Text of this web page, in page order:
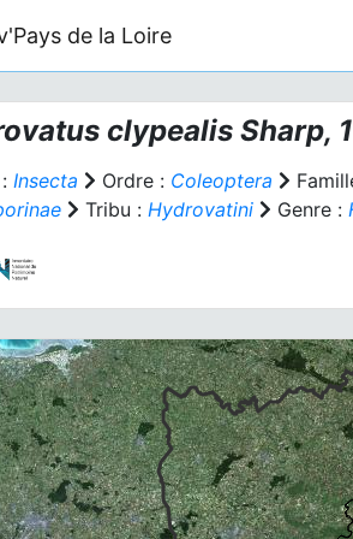
de la Loire
clypealis Sharp,
Insecta Ordre : Coleoptera
Tribu : Hydrovatini Genre :